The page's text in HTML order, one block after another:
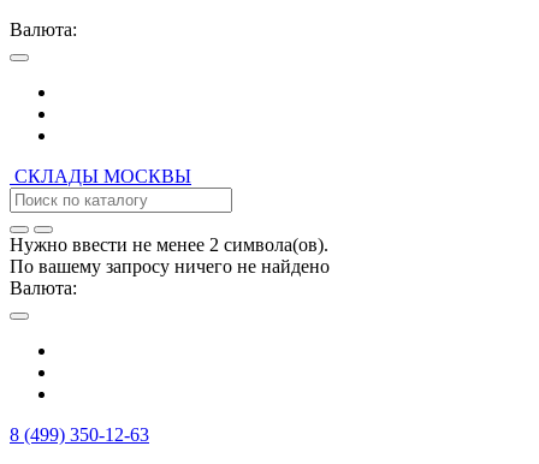
Валюта:
СКЛАДЫ МОСКВЫ
Нужно ввести не менее 2 символа(ов).
По вашему запросу ничего не найдено
Валюта:
8 (499) 350-12-63